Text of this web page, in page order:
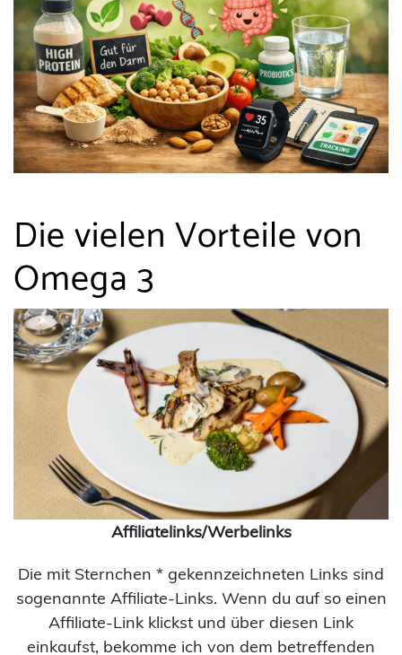
Die vielen Vorteile von
Omega 3
Affiliatelinks/Werbelinks
Die mit Sternchen * gekennzeichneten Links sind
sogenannte Affiliate-Links. Wenn du auf so einen
Affiliate-Link klickst und über diesen Link
einkaufst, bekomme ich von dem betreffenden